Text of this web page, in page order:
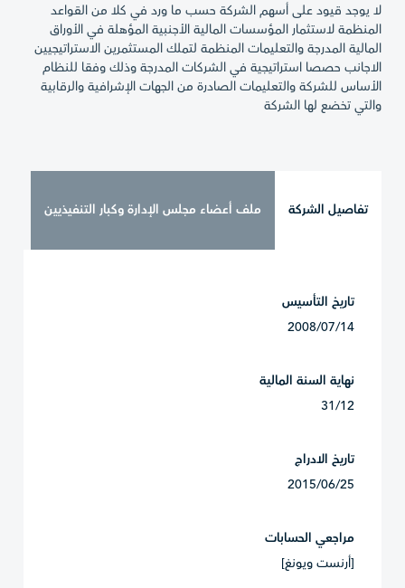
لا يوجد قيود على أسهم الشركة حسب ما ورد في كلا من القواعد
المنظمة لاستثمار المؤسسات المالية الأجنبية المؤهلة في الأوراق
المالية المدرجة والتعليمات المنظمة لتملك المستثمرين الاستراتيجيين
الاجانب حصصا استراتيجية في الشركات المدرجة وذلك وفقا للنظام
الأساس للشركة والتعليمات الصادرة من الجهات الإشرافية والرقابية
والتي تخضع لها الشركة
تفاصيل الشركة ملف أعضاء مجلس الإدارة وكبار التنفيذيين
تاريخ التأسيس
2008/07/14
نهاية السنة المالية
31/12
تاريخ الادراج
2015/06/25
مراجعي الحسابات
[أرنست ويونغ]